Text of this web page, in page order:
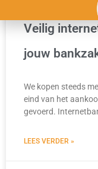
Veilig
jouw
We kopen steeds
eind van het
gevoerd.
LEES VERDER »